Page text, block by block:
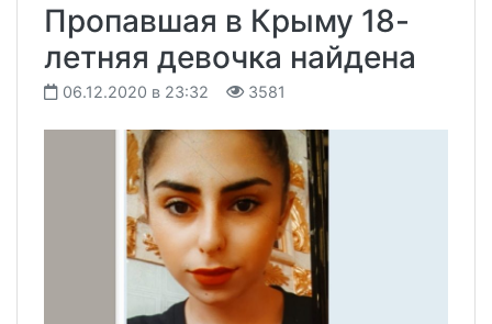
Пропавшая в Крыму 18-
летняя девочка найдена
06.12.2020 в 23:32 3581